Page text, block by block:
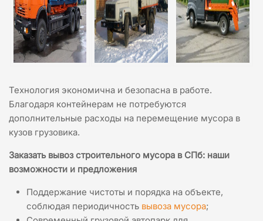
Технология экономична и безопасна в работе.
Благодаря контейнерам не потребуются
дополнительные расходы на перемещение мусора в
кузов грузовика.
Заказать вывоз строительного мусора в СПб: наши
возможности и предложения
Поддержание чистоты и порядка на объекте,
соблюдая периодичность вывоза мусора;